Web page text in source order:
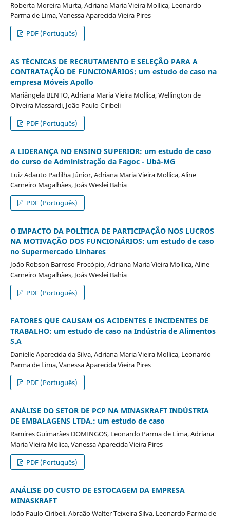
Roberta Moreira Murta, Adriana Maria Vieira Mollica, Leonardo
Parma de Lima, Vanessa Aparecida Vieira Pires
PDF (Português)
AS TÉCNICAS DE RECRUTAMENTO E SELEÇÃO PARA A
CONTRATAÇÃO DE FUNCIONÁRIOS: um estudo de caso na
empresa Móveis Apollo
Mariângela BENTO, Adriana Maria Vieira Mollica, Wellington de
Oliveira Massardi, João Paulo Ciribeli
PDF (Português)
A LIDERANÇA NO ENSINO SUPERIOR: um estudo de caso
do curso de Administração da Fagoc - Ubá-MG
Luiz Adauto Padilha Júnior, Adriana Maria Vieira Mollica, Aline
Carneiro Magalhães, Joás Weslei Bahia
PDF (Português)
O IMPACTO DA POLÍTICA DE PARTICIPAÇÃO NOS LUCROS
NA MOTIVAÇÃO DOS FUNCIONÁRIOS: um estudo de caso
no Supermercado Linhares
João Robson Barroso Procópio, Adriana Maria Vieira Mollica, Aline
Carneiro Magalhães, Joás Weslei Bahia
PDF (Português)
FATORES QUE CAUSAM OS ACIDENTES E INCIDENTES DE
TRABALHO: um estudo de caso na Indústria de Alimentos
S.A
Danielle Aparecida da Silva, Adriana Maria Vieira Mollica, Leonardo
Parma de Lima, Vanessa Aparecida Vieira Pires
PDF (Português)
ANÁLISE DO SETOR DE PCP NA MINASKRAFT INDÚSTRIA
DE EMBALAGENS LTDA.: um estudo de caso
Ramires Guimarães DOMINGOS, Leonardo Parma de Lima, Adriana
Maria Vieira Molica, Vanessa Aparecida Vieira Pires
PDF (Português)
ANÁLISE DO CUSTO DE ESTOCAGEM DA EMPRESA
MINASKRAFT
João Paulo Ciribeli, Abraão Walter Teixeira Silva, Leonardo Parma de